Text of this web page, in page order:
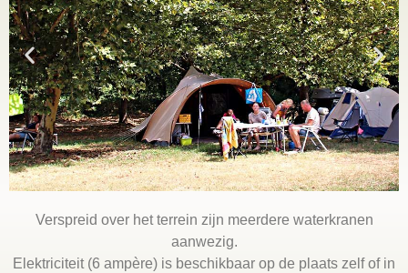
Verspreid over het terrein zijn meerdere waterkranen
aanwezig.
Elektriciteit (6 ampère) is beschikbaar op de plaats zelf of in